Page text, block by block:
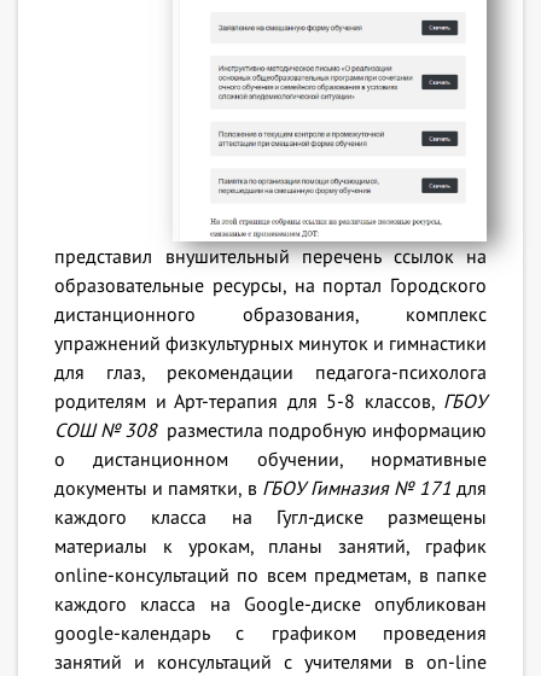
представил внушительный перечень ссылок на
образовательные ресурсы, на портал Городского
дистанционного образования, комплекс
упражнений физкультурных минуток и гимнастики
для глаз, рекомендации педагога-психолога
родителям и Арт-терапия для 5-8 классов, ГБОУ
СОШ № 308разместила подробную информацию
о дистанционном обучении, нормативные
документы и памятки, в ГБОУ Гимназия № 171 для
каждого класса на Гугл-диске размещены
материалы к урокам, планы занятий, график
online-консультаций по всем предметам, в папке
каждого класса на Google-диске опубликован
google-календарь с графиком проведения
занятий и консультаций с учителями в on-line